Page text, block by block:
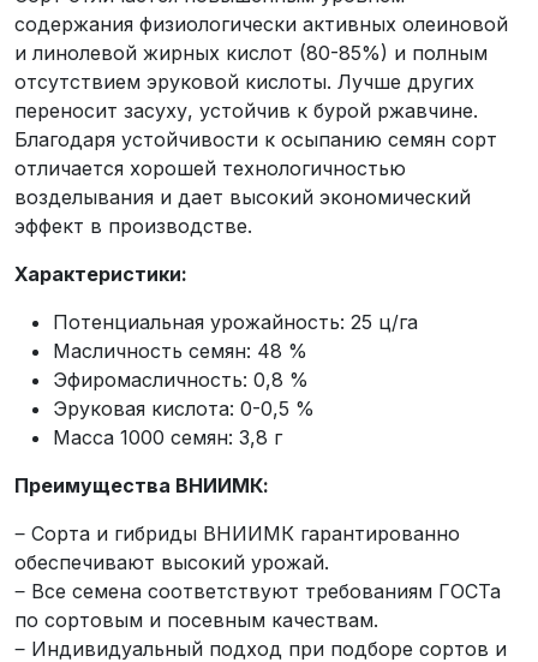
содержания физиологически активных олеиновой
и линолевой жирных кислот (80-85%) и полным
отсутствием эруковой кислоты. Лучше других
переносит засуху, устойчив к бурой ржавчине.
Благодаря устойчивости к осыпанию семян сорт
отличается хорошей технологичностью
возделывания и дает высокий экономический
эффект в производстве.
Характеристики:
Потенциальная урожайность: 25 ц/га
Масличность семян: 48 %
Эфиромасличность: 0,8 %
Эруковая кислота: 0-0,5 %
Масса 1000 семян: 3,8 г
Преимущества ВНИИМК:
‒ Сорта и гибриды ВНИИМК гарантированно
обеспечивают высокий урожай.
‒ Все семена соответствуют требованиям ГОСТа
по сортовым и посевным качествам.
‒ Индивидуальный подход при подборе сортов и